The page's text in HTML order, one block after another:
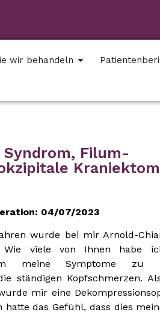
wir behandeln
Filum-
04/07/2023
wurde bei mir Arnold-
Wie viele von Ihnen habe
meine Symptome zu
ständigen Kopfschmerzen.
mir eine
hatte das Gefühl, dass dies